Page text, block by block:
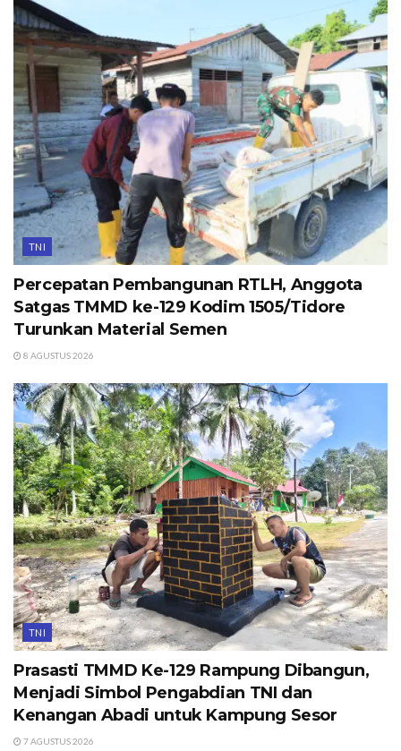
TNI
Percepatan Pembangunan RTLH, Anggota
Satgas TMMD ke-129 Kodim 1505/Tidore
Turunkan Material Semen
8 AGUSTUS 2026
TNI
Prasasti TMMD Ke-129 Rampung Dibangun,
Menjadi Simbol Pengabdian TNI dan
Kenangan Abadi untuk Kampung Sesor
7 AGUSTUS 2026